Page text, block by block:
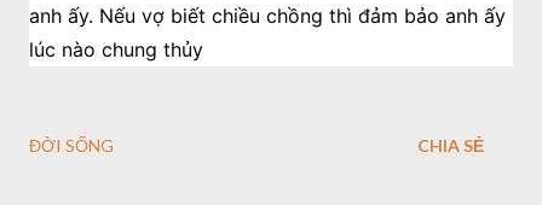
anh ấy. Nếu vợ biết chiều chồng thì đảm bảo anh ấy
lúc nào chung thủy
ĐỜI SỐNG CHIA SẺ